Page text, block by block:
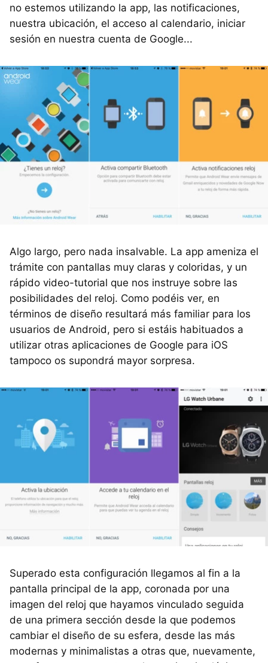
no estemos utilizando la app, las notificaciones,
nuestra ubicación, el acceso al calendario, iniciar
sesión en nuestra cuenta de Google...
Algo largo, pero nada insalvable. La app ameniza el
trámite con pantallas muy claras y coloridas, y un
rápido video-tutorial que nos instruye sobre las
posibilidades del reloj. Como podéis ver, en
términos de diseño resultará más familiar para los
usuarios de Android, pero si estáis habituados a
utilizar otras aplicaciones de Google para iOS
tampoco os supondrá mayor sorpresa.
Superado esta configuración llegamos al fin a la
pantalla principal de la app, coronada por una
imagen del reloj que hayamos vinculado seguida
de una primera sección desde la que podemos
cambiar el diseño de su esfera, desde las más
modernas y minimalistas a otras que, nuevamente,